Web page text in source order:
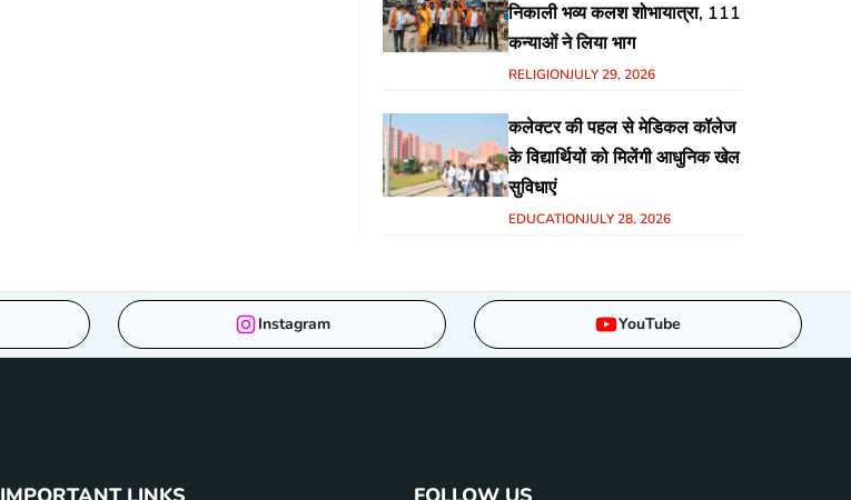
निकाली भव्य कलश शोभायात्रा, 111
कन्याओं ने लिया भाग
RELIGIONJULY 29, 2026
कलेक्टर की पहल से मेडिकल कॉलेज
के विद्यार्थियों को मिलेंगी आधुनिक खेल
सुविधाएं
EDUCATIONJULY 28, 2026
Instagram YouTube